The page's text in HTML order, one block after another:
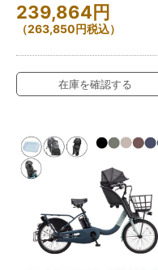
239,864円
（263,850円税込）
在庫を確認する